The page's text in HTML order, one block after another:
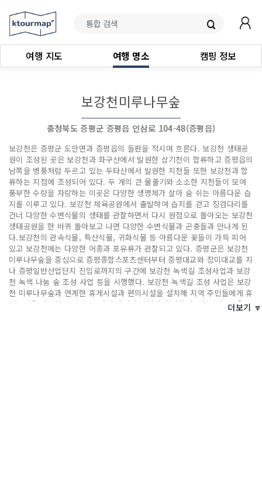
여행 지도 여행 명소 캠핑 정보
보강천미루나무숲
충청북도 증평군 증평읍 인삼로 104-48(증평읍)
보강천은 증평군 도안면과 증평읍의 들판을 적시며 흐른다. 보강천 생태공
원이 조성된 곳은 보강천과 좌구산에서 발원한 삼기천이 합류하고 증평읍의
남쪽을 병풍처럼 두르고 있는 두타산에서 발원한 지천들 또한 보강천과 합
류하는 지점에 조성되어 있다. 두 개의 큰 물줄기와 소소한 지천들이 모여
풍부한 수량을 자랑하는 이곳은 다양한 생명체가 살아 숨 쉬는 아름다운 습
지를 이루고 있다. 보강천 체육공원에서 출발하여 습지를 걷고 징검다리를
건너 다양한 수변식물의 생태를 관찰하면서 다시 원점으로 돌아오는 보강천
생태공원을 한 바퀴 돌아보고 나면 다양한 수변식물과 곤충들과 만나게 된
다.보강천의 관속식물, 특산식물, 귀화식물 등 아름다운 꽃들이 가득 피어
있고 보강천에는 다양한 어종과 포유류가 관찰되고 있다. 증평군은 보강천
미루나무숲을 중심으로 증평종합스포츠센터부터 증평대교와 장미대교를 지
나 증평일반산업단지 진입로까지의 구간에 보강천 녹색길 조성사업과 보강
천 녹색 나눔 숲 조성 사업 등을 시행했다. 보강천 녹색길 조성 사업은 보강
천 미루나무숲과 연계한 휴게시설과 편의시설을 설치해 지역 주민들에게 휴
식공간을 제공하고 있다. 도시 속에서 휴식하며 힐링할 수 있는 여유로운더보기 🔽